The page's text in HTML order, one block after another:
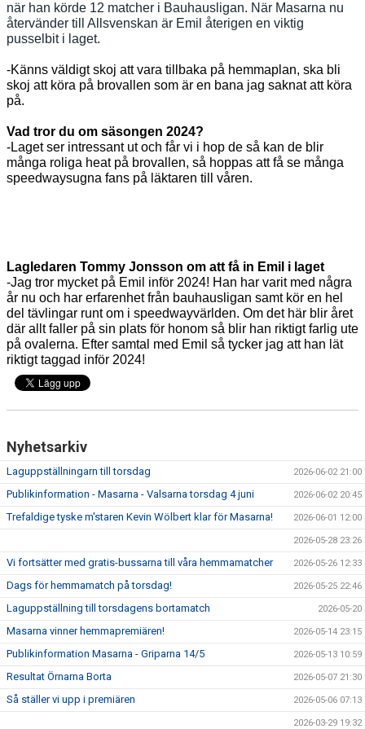
när han körde 12 matcher i Bauhausligan. När Masarna nu
återvänder till Allsvenskan är Emil återigen en viktig
pusselbit i laget.
-Känns väldigt skoj att vara tillbaka på hemmaplan, ska bli
skoj att köra på brovallen som är en bana jag saknat att köra
på.
Vad tror du om säsongen 2024?
-Laget ser intressant ut och får vi i hop de så kan de blir
många roliga heat på brovallen, så hoppas att få se många
speedwaysugna fans på läktaren till våren.
Lagledaren Tommy Jonsson om att få in Emil i laget
-Jag tror mycket på Emil inför 2024! Han har varit med några
år nu och har erfarenhet från bauhausligan samt kör en hel
del tävlingar runt om i speedwayvärlden. Om det här blir året
där allt faller på sin plats för honom så blir han riktigt farlig ute
på ovalerna. Efter samtal med Emil så tycker jag att han lät
riktigt taggad inför 2024!
Nyhetsarkiv
Laguppställningarn till torsdag 2026-06-02 21:00
Publikinformation - Masarna - Valsarna torsdag 4 juni 2026-06-02 20:45
Trefaldige tyske m'staren Kevin Wölbert klar för Masarna! 2026-06-01 12:00
2026-05-28 23:26
Vi fortsätter med gratis-bussarna till våra hemmamatcher 2026-05-26 12:33
Dags för hemmamatch på torsdag! 2026-05-25 22:46
Laguppställning till torsdagens bortamatch 2026-05-20
Masarna vinner hemmapremiären! 2026-05-14 23:15
Publikinformation Masarna - Griparna 14/5 2026-05-13 10:59
Resultat Örnarna Borta 2026-05-07 21:30
Så ställer vi upp i premiären 2026-05-06 07:13
2026-03-29 19:32